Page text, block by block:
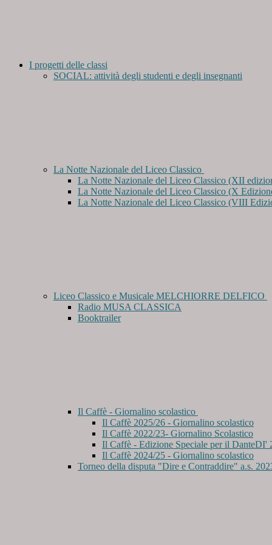
I progetti delle classi
SOCIAL: attività degli studenti e degli insegnanti
La Notte Nazionale del Liceo Classico
La Notte Nazionale del Liceo Classico (XII
La Notte Nazionale del Liceo Classico (X
La Notte Nazionale del Liceo Classico (VIII
Liceo Classico e Musicale MELCHIORRE DELFICO
Radio MUSA CLASSICA
Booktrailer
Il Caffè - Giornalino scolastico
Il Caffè 2025/26 - Giornalino scolastico
Il Caffè 2022/23- Giornalino Scolastico
Il Caffè - Edizione Speciale per il DanteDI'
Il Caffè 2024/25 - Giornalino scolastico
Torneo della disputa "Dire e Contraddire" a.s.